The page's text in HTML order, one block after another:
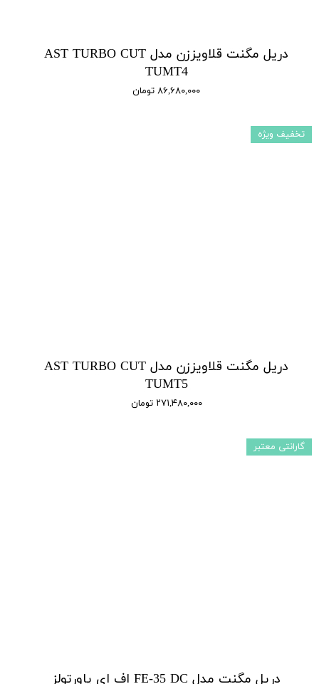
دریل مگنت قلاویززن مدل AST TURBO CUT
TUMT4
۸۶,۶۸۰,۰۰۰ تومان
دریل مگنت قلاویززن مدل AST TURBO CUT
TUMT5
۲۷۱,۴۸۰,۰۰۰ تومان
تخفیف ویژه
دریل مگنت مدل FE-35 DC اف ای پاورتولز
گارانتی معتبر